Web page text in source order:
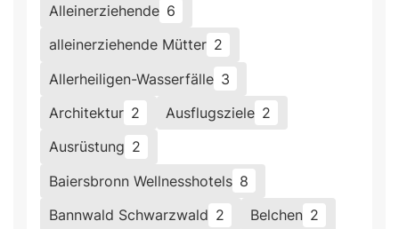
Alleinerziehende 6
alleinerziehende Mütter 2
Allerheiligen-Wasserfälle 3
Architektur 2 Ausflugsziele 2
Ausrüstung 2
Baiersbronn Wellnesshotels 8
Bannwald Schwarzwald 2 Belchen 2